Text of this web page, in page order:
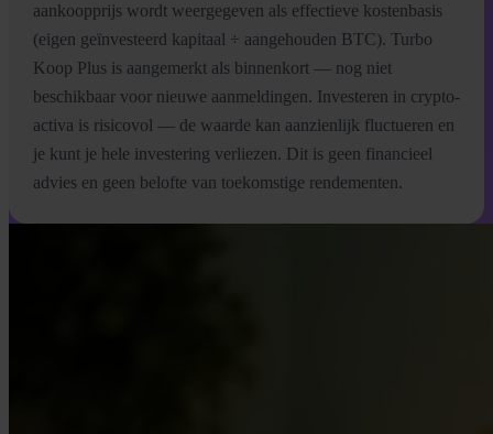
aankoopprijs wordt weergegeven als effectieve kostenbasis
(eigen geïnvesteerd kapitaal ÷ aangehouden BTC). Turbo
Koop Plus is aangemerkt als binnenkort — nog niet
beschikbaar voor nieuwe aanmeldingen. Investeren in crypto-
activa is risicovol — de waarde kan aanzienlijk fluctueren en
je kunt je hele investering verliezen. Dit is geen financieel
advies en geen belofte van toekomstige rendementen.